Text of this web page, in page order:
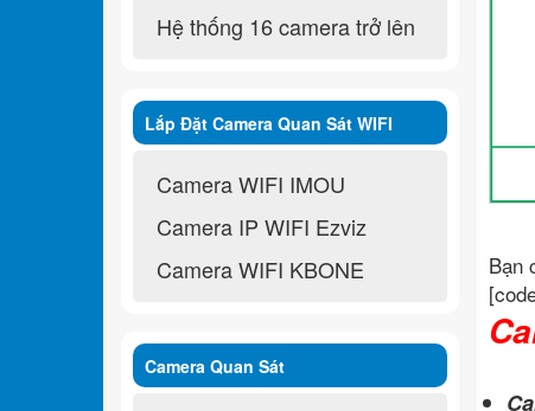
Bạn
Hệ thống 16 camera trở lên
Lắp Đặt Camera Quan Sát WIFI
Không Dây
Camera WIFI IMOU
Camera IP WIFI Ezviz
Camera WIFI KBONE
Camera Quan Sát